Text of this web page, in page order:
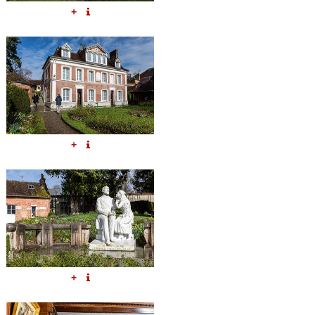
+
+
+